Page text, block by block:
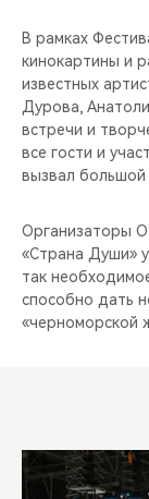
CHERY REMOTE
CHERY И СПОРТ
НАШИ
ВИДЕООБЗОРЫ
CHERY ДЛЯ
В рамках
кинокартины и
известных
Дурова,
встречи и
все гости и
вызвал большой
Организаторы
«Страна Души»
так
способно дать
«черноморской